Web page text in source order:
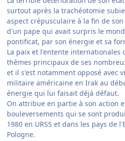
surtout après la trachéotomie
aspect crépusculaire à la fin de
d'un pape qui avait surpris le
pontificat, par son énergie et sa
La paix et l'entente internationales
thèmes principaux de ses
et il s'est notamment opposé avec
militaire américaine en Irak au
énergie qui lui faisait déjà défaut.
On attribue en partie à son action
bouleversements qui se sont
1980 en URSS et dans les pays de
Pologne.